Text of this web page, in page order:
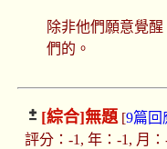
除非他們願意覺
們的。
[綜合]無題[9篇回
評分：-1, 年：-1, 月